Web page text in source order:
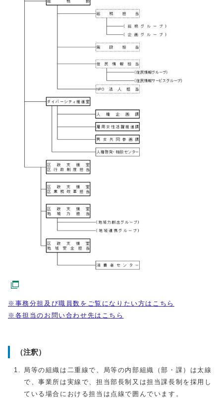
※事務分担及び職員数をご覧になりたい方はこちら
※各担当のお問い合わせ先はこちら
（注釈）
局等の組織は二重線で、局等の内部組織（部・課）は太線
で、事業所は実線で、担当部長制又は担当課長制を採用し
ている場合における担当は点線で囲んでいます。